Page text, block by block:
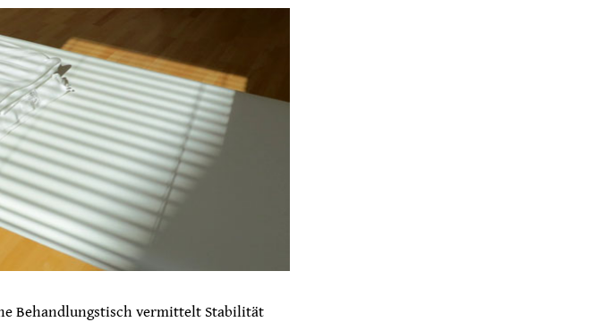
Behandlungstisch vermittelt Stabilität